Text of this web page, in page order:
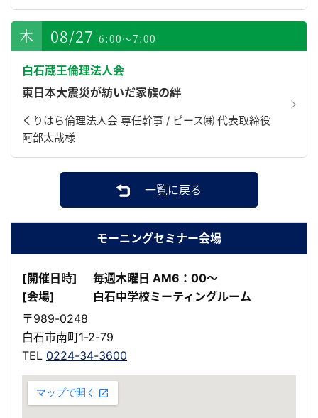
08/27 6:00～7:00
白石蔵王倫理法人会
東日本大震災が紡いだ家族の絆
くりはら倫理法人会 専任幹事 / ピース㈱ 代表取締役
阿部太哉様
一覧に戻る
モーニングセミナー会場
[開催日時]
毎週木曜日 AM6：00～
[会場]
白石中学校ミーティングルーム
〒989-0248
白石市南町1-2-79
TEL 0224-34-3600